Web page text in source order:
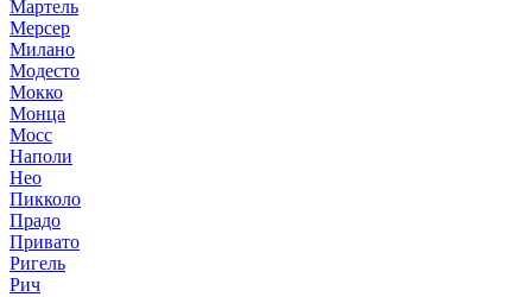
Мартель
Мерсер
Милано
Модесто
Мокко
Монца
Мосс
Наполи
Нео
Пикколо
Прадо
Привато
Ригель
Рич